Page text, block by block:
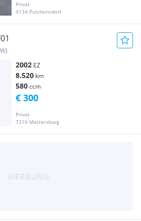
Privat
4134 Putzleinsdorf
2002 EZ
8.520 km
580ccm
Privat
7210 Mattersburg
€ 300